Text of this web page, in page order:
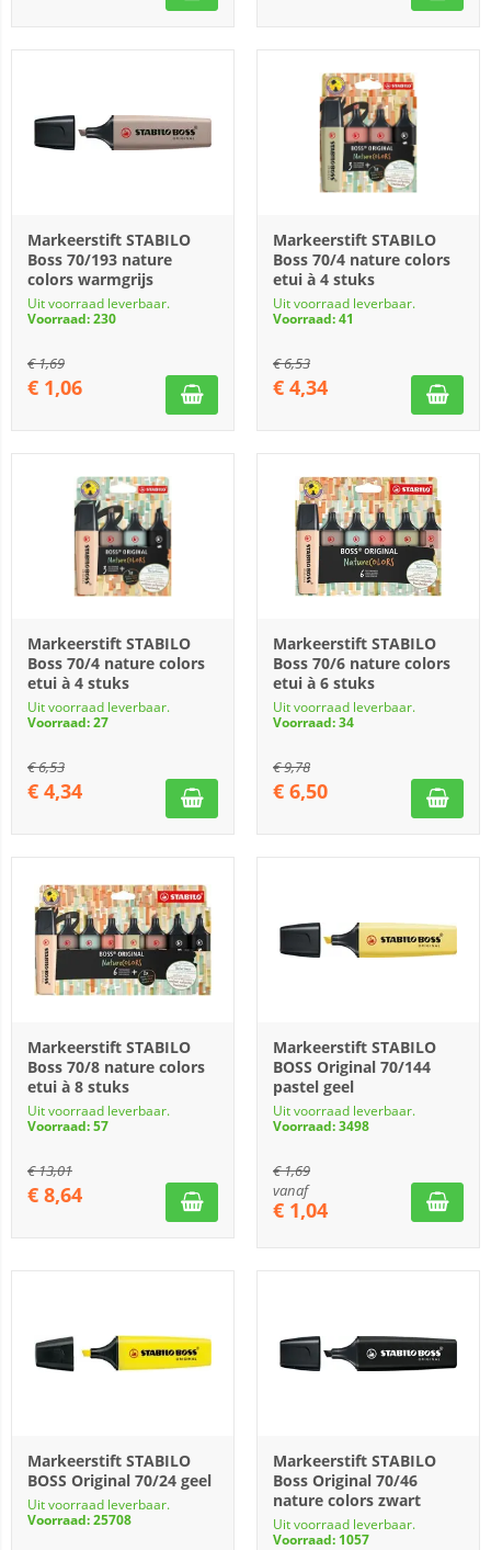
Markeerstift STABILO
Boss 70/193 nature
colors warmgrijs
Uit voorraad leverbaar.
Voorraad: 230
€1,69
€ 1,06
Markeerstift STABILO
Boss 70/4 nature colors
etui à 4 stuks
Uit voorraad leverbaar.
Voorraad: 41
€6,53
€ 4,34
Markeerstift STABILO
Boss 70/4 nature colors
etui à 4 stuks
Uit voorraad leverbaar.
Voorraad: 27
€6,53
€ 4,34
Markeerstift STABILO
Boss 70/6 nature colors
etui à 6 stuks
Uit voorraad leverbaar.
Voorraad: 34
€9,78
€ 6,50
Markeerstift STABILO
Boss 70/8 nature colors
etui à 8 stuks
Uit voorraad leverbaar.
Voorraad: 57
€13,01
€ 8,64
Markeerstift STABILO
BOSS Original 70/144
pastel geel
Uit voorraad leverbaar.
Voorraad: 3498
€1,69
vanaf
€ 1,04
Markeerstift STABILO
BOSS Original 70/24 geel
Uit voorraad leverbaar.
Voorraad: 25708
Markeerstift STABILO
Boss Original 70/46
nature colors zwart
Uit voorraad leverbaar.
Voorraad: 1057